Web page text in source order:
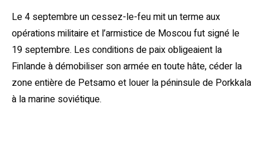
Le 4 septembre un cessez-le-feu mit un terme aux
opérations militaire et l’armistice de Moscou fut signé le
19 septembre. Les conditions de paix obligeaient la
Finlande à démobiliser son armée en toute hâte, céder la
zone entière de Petsamo et louer la péninsule de Porkkala
à la marine soviétique.